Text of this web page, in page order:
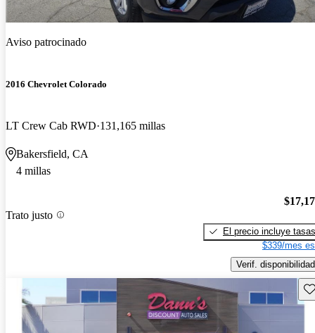
Aviso patrocinado
2016 Chevrolet Colorado
LT Crew Cab RWD 131,165 millas
Bakersfield, CA
4 millas
Trato justo
El precio incluye tasas
$339/mes
Verif. disponibilidad